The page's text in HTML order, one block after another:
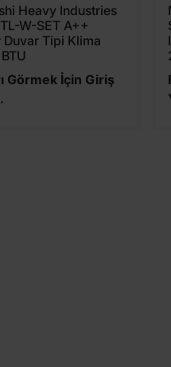
Heavy Industries
W-SET A++
Duvar Tipi Klima
Görmek İçin Giriş